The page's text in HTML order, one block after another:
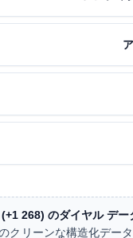
268) のダイヤル デー
クリーンな構造化デー